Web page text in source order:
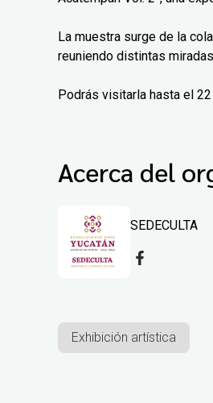
La muestra surge de la
reuniendo distintas
Podrás visitarla hasta el
Acerca del
SEDECULTA
Exhibición artística